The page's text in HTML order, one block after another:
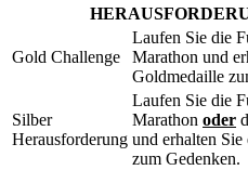
Gold Challenge
Laufen Sie die
Marathon und
Goldmedaille
Silber
Herausforderung
Laufen Sie die
Marathon oder
und erhalten Sie
zum Gedenken.